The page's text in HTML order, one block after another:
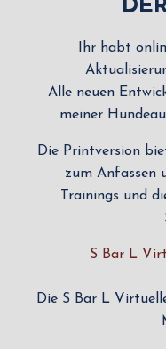
Ihr habt
Alle neuen
meiner
Die Printversion
zum Anfassen
Trainings und
S Bar L
Die S Bar L